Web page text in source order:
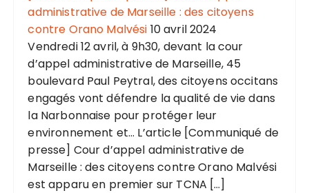
administrative de Marseille : des citoyens
contre Orano Malvési 10 avril 2024
Vendredi 12 avril, à 9h30, devant la cour
d’appel administrative de Marseille, 45
boulevard Paul Peytral, des citoyens occitans
engagés vont défendre la qualité de vie dans
la Narbonnaise pour protéger leur
environnement et... L’article [Communiqué de
presse] Cour d’appel administrative de
Marseille : des citoyens contre Orano Malvési
est apparu en premier sur TCNA […]